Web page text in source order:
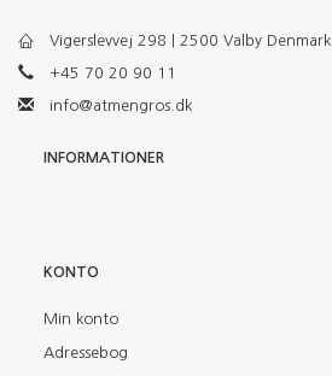
Vigerslevvej 298 | 2500 Valby Denmark
+45 70 20 90 11
info@atmengros.dk
INFORMATIONER
KONTO
Min konto
Adressebog